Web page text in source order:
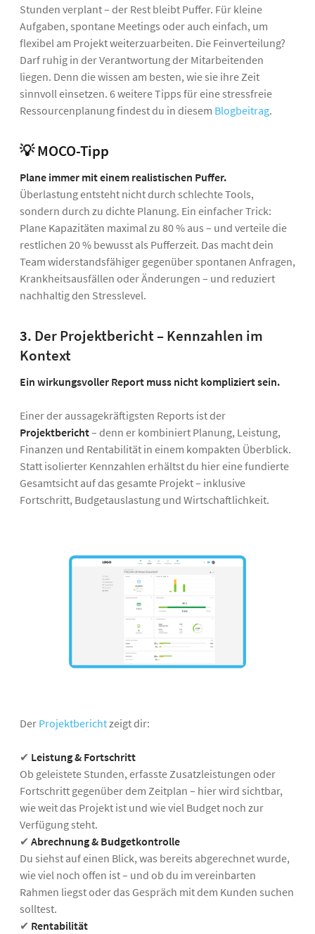
Stunden verplant – der Rest bleibt Puffer. Für kleine
Aufgaben, spontane Meetings oder auch einfach, um
flexibel am Projekt weiterzuarbeiten. Die Feinverteilung?
Darf ruhig in der Verantwortung der Mitarbeitenden
liegen. Denn die wissen am besten, wie sie ihre Zeit
sinnvoll einsetzen. 6 weitere Tipps für eine stressfreie
Ressourcenplanung findest du in diesem Blogbeitrag.
💡 MOCO-Tipp
Plane immer mit einem realistischen Puffer.
Überlastung entsteht nicht durch schlechte Tools,
sondern durch zu dichte Planung. Ein einfacher Trick:
Plane Kapazitäten maximal zu 80 % aus – und verteile die
restlichen 20 % bewusst als Pufferzeit. Das macht dein
Team widerstandsfähiger gegenüber spontanen Anfragen,
Krankheitsausfällen oder Änderungen – und reduziert
nachhaltig den Stresslevel.
3. Der Projektbericht – Kennzahlen im
Kontext
Ein wirkungsvoller Report muss nicht kompliziert sein.
Einer der aussagekräftigsten Reports ist der
Projektbericht– denn er kombiniert Planung, Leistung,
Finanzen und Rentabilität in einem kompakten Überblick.
Statt isolierter Kennzahlen erhältst du hier eine fundierte
Gesamtsicht auf das gesamte Projekt – inklusive
Fortschritt, Budgetauslastung und Wirtschaftlichkeit.
Der Projektberichtzeigt dir:
✔ Leistung & Fortschritt
Ob geleistete Stunden, erfasste Zusatzleistungen oder
Fortschritt gegenüber dem Zeitplan – hier wird sichtbar,
wie weit das Projekt ist und wie viel Budget noch zur
Verfügung steht.
✔ Abrechnung & Budgetkontrolle
Du siehst auf einen Blick, was bereits abgerechnet wurde,
wie viel noch offen ist – und ob du im vereinbarten
Rahmen liegst oder das Gespräch mit dem Kunden suchen
solltest.
✔ Rentabilität